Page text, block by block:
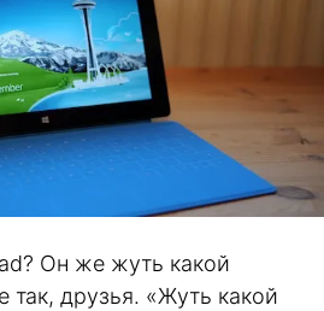
Он же жуть какой
так, друзья. «Жуть какой